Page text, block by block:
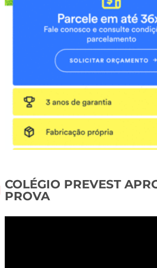
COLÉGIO PREVEST
PROVA